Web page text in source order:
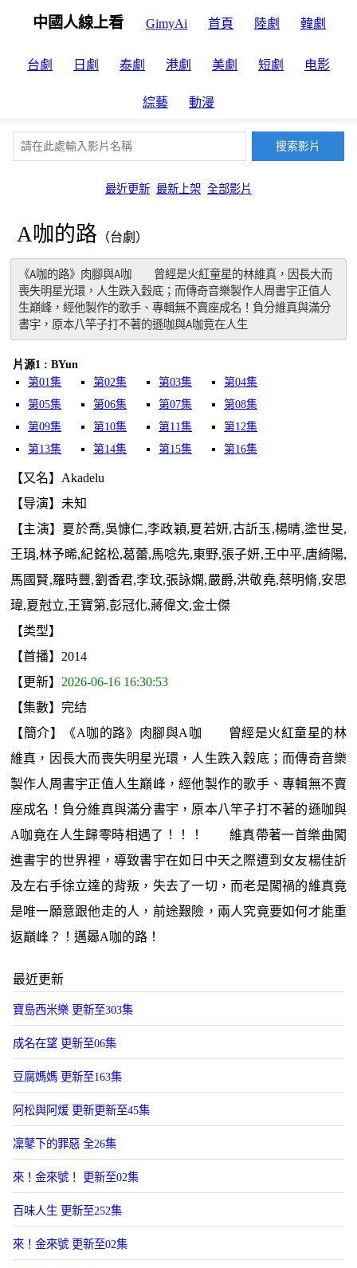
中國人線上看 GimyAi 首頁 陸劇 韓劇
台劇 日劇 泰劇 港劇 美劇 短劇 电影
綜藝 動漫
最近更新 最新上架 全部影片
A咖的路 （台劇）
《A咖的路》肉腳與A咖　　曾經是火紅童星的林維真，因長大而
喪失明星光環，人生跌入穀底；而傳奇音樂製作人周書宇正值人
生巔峰，經他製作的歌手、專輯無不賣座成名！負分維真與滿分
書宇，原本八竿子打不著的遜咖與A咖竟在人生
片源1 : BYun
第01集
第02集 第03集
第04集
第05集
第06集 第07集
第08集
第09集
第10集 第11集
第12集
第13集
第14集 第15集 第16集
【又名】Akadelu
【导演】未知
【主演】夏於喬,吳慷仁,李政穎,夏若妍,古訢玉,楊晴,塗世旻,
王琄,林予晞,紀銘松,葛蕾,馬唸先,東野,張子妍,王中平,唐綺陽,
馬國賢,羅時豐,劉香君,李玟,張詠嫻,嚴爵,洪敬堯,蔡明脩,安思
瑋,夏尅立,王寶第,彭冠化,蔣偉文,金士傑
【类型】
【首播】2014
【更新】 2026-06-16 16:30:53
【集數】完结
【簡介】《A咖的路》肉腳與A咖 曾經是火紅童星的林
維真，因長大而喪失明星光環，人生跌入穀底；而傳奇音樂
製作人周書宇正值人生巔峰，經他製作的歌手、專輯無不賣
座成名！負分維真與滿分書宇，原本八竿子打不著的遜咖與
A咖竟在人生歸零時相遇了！！！ 維真帶著一首樂曲闖
進書宇的世界裡，導致書宇在如日中天之際遭到女友楊佳訢
及左右手徐立達的背叛，失去了一切，而老是闖禍的維真竟
是唯一願意跟他走的人，前途艱險，兩人究竟要如何才能重
返巔峰？！邁曏A咖的路！
最近更新
寶島西米樂 更新至303集
成名在望 更新至06集
豆腐媽媽 更新至163集
阿松與阿煖 更新更新至45集
凜鼕下的罪惡 全26集
來！金來號！ 更新至02集
百味人生 更新至252集
來！金來號 更新至02集